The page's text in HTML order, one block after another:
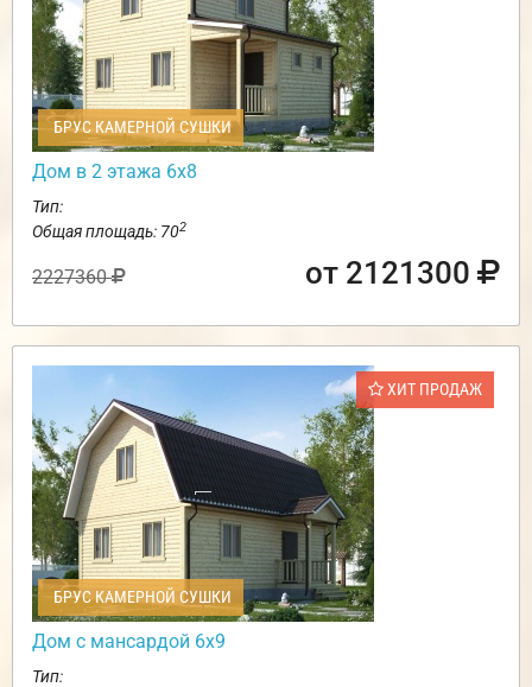
БРУС КАМЕРНОЙ СУШКИ
Дом в 2 этажа 6х8
Тип:
Общая площадь: 702
2227360 от 2121300
ХИТ ПРОДАЖ
БРУС КАМЕРНОЙ СУШКИ
Дом с мансардой 6х9
Тип: